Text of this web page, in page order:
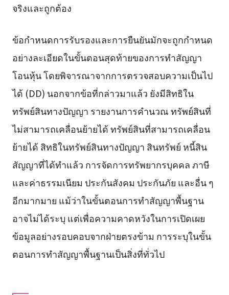
จริงและถูกต้อง
ข้อกำหนดการรับรองและการยืนยันมักจะถูกกำหนด
อย่างละเอียดในขั้นตอนสุดท้ายของการทำสัญญา
โอนหุ้น โดยพิจารณาจากการตรวจสอบความเป็นไป
ได้ (DD) นอกจากข้อที่กล่าวมาแล้ว ยังมีสิทธิใน
ทรัพย์สินทางปัญญา รายงานการคำนวณ ทรัพย์สินที่
ไม่สามารถเคลื่อนย้ายได้ ทรัพย์สินที่สามารถเคลื่อน
ย้ายได้ สิทธิในทรัพย์สินทางปัญญา สินทรัพย์ หนี้สิน
สัญญาที่ได้ทำแล้ว การจัดการทรัพยากรบุคคล ภาษี
และค่าธรรมเนียม ประกันสังคม ประกันภัย และอื่น ๆ
อีกมากมาย แม้ว่าในขั้นตอนการทำสัญญาพื้นฐาน
อาจไม่ได้ระบุ แต่เพื่อความคาดหวังในการเปิดเผย
ข้อมูลอย่างรอบคอบจากฝ่ายตรงข้าม การระบุในขั้น
ตอนการทำสัญญาพื้นฐานเป็นสิ่งที่ทั่วไป